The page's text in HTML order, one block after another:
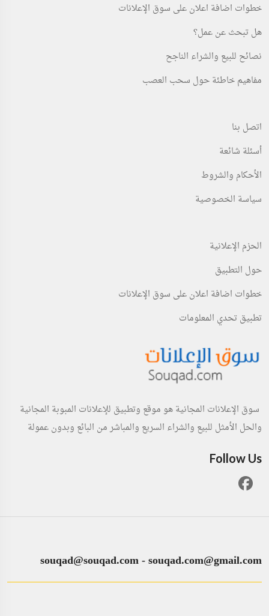
خطوات اضافة اعلان على سوق الإعلانات
هل تبحث عن عمل؟
نصائح للبيع والشراء الناجح
مفاهيم خاطئة حول سحب العصب
اتصل بنا
أسئلة شائعة
الأحكام والشروط
سياسة الخصوصية
الحزم الإعلانية
حول التطبيق
خطوات اضافة اعلان على سوق الإعلانات
تطبيق تحدي المعلومات
سوق الإعلانات المجانية هو موقع وتطبيق للإعلانات المبوبة المجانية
والحل الأمثل للبيع والشراء السريع والمباشر من البائع وبدون عمولة
Follow Us
souqad@souqad.com-souqad.com@gmail.com